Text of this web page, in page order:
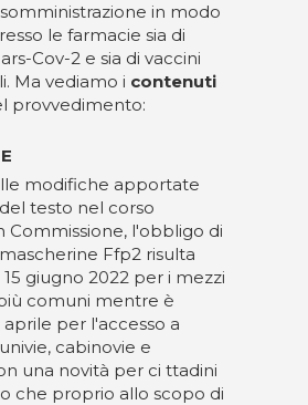
in modo
le farmacie sia di
Cov-2 e sia di vaccini
Ma vediamo i contenuti
provvedimento:
modifiche apportate
testo nel corso
Commissione, l'obbligo di
Ffp2 risulta
giugno 2022 per i mezzi
comuni mentre è
per l'accesso a
cabinovie e
una novità per ci ttadini
che proprio allo scopo di